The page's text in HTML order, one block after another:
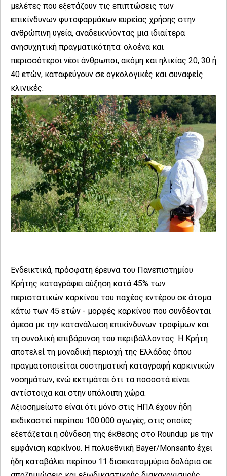
μελέτες που εξετάζουν τις επιπτώσεις των
επικίνδυνων φυτοφαρμάκων ευρείας χρήσης στην
ανθρώπινη υγεία, αναδεικνύοντας μια ιδιαίτερα
ανησυχητική πραγματικότητα: ολοένα και
περισσότεροι νέοι άνθρωποι, ακόμη και ηλικίας 20, 30 ή
40 ετών, καταφεύγουν σε ογκολογικές και συναφείς
κλινικές.
Ενδεικτικά, πρόσφατη έρευνα του Πανεπιστημίου
Κρήτης καταγράφει αύξηση κατά 45% των
περιστατικών καρκίνου του παχέος εντέρου σε άτομα
κάτω των 45 ετών - μορφές καρκίνου που συνδέονται
άμεσα με την κατανάλωση επικίνδυνων τροφίμων και
τη συνολική επιβάρυνση του περιβάλλοντος. Η Κρήτη
αποτελεί τη μοναδική περιοχή της Ελλάδας όπου
πραγματοποιείται συστηματική καταγραφή καρκινικών
νοσημάτων, ενώ εκτιμάται ότι τα ποσοστά είναι
αντίστοιχα και στην υπόλοιπη χώρα.
Αξιοσημείωτο είναι ότι μόνο στις ΗΠΑ έχουν ήδη
εκδικαστεί περίπου 100.000 αγωγές, στις οποίες
εξετάζεται η σύνδεση της έκθεσης στο Roundup με την
εμφάνιση καρκίνου. Η πολυεθνική Bayer/Monsanto έχει
ήδη καταβάλει περίπου 11 δισεκατομμύρια δολάρια σε